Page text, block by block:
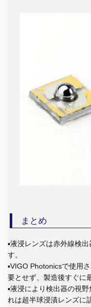
まとめ
▪液浸レンズは赤外線検
す。
▪VIGO Photonicsで使用
要とせず、製造後すぐに
▪液浸により検出器の視
れは超半球浸漬レンズに